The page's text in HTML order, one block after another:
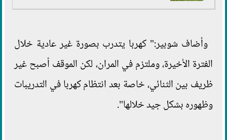
وأضاف شوبير:" كهربا يتدرب بصورة غير عادية خلال
الفترة الأخيرة، وملتزم في المران، لكن الموقف أصبح غير
ظريف بين الثنائي، خاصة بعد انتظام كهربا في التدريبات
وظهوره بشكل جيد خلالها".